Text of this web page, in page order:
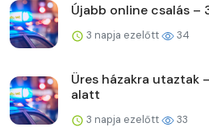
Újabb online csalás –
3 napja ezelőtt 34
Üres házakra utaztak
alatt
3 napja ezelőtt 33